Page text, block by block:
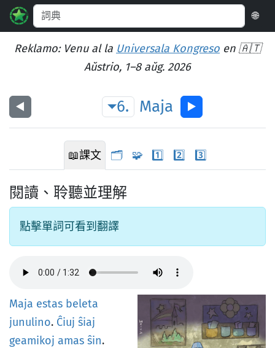
🌐
Reklamo: Venu al la Universala Kongreso en 🇦🇹
Aŭstrio, 1–8 aŭg. 2026
◀︎ 6. Maja ▶︎
📖課文 🗂️ 🧩 1️⃣ 2️⃣ 3️⃣
閱讀、聆聽並理解
點擊單詞可看到翻譯
Maja estas beleta
junulino. Ĉiuj ŝiaj
geamikoj amas ŝin.